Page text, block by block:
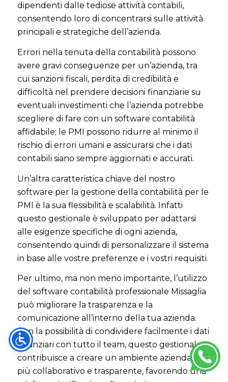
dipendenti dalle tediose attività contabili,
consentendo loro di concentrarsi sulle attività
principali e strategiche dell’azienda.
Errori nella tenuta della contabilità possono
avere gravi conseguenze per un’azienda, tra
cui sanzioni fiscali, perdita di credibilità e
difficoltà nel prendere decisioni finanziarie su
eventuali investimenti che l’azienda potrebbe
scegliere di fare con un software contabilità
affidabile; le PMI possono ridurre al minimo il
rischio di errori umani e assicurarsi che i dati
contabili siano sempre aggiornati e accurati.
Un’altra caratteristica chiave del nostro
software per la gestione della contabilità per le
PMI è la sua flessibilità e scalabilità. Infatti
questo gestionale è sviluppato per adattarsi
alle esigenze specifiche di ogni azienda,
consentendo quindi di personalizzare il sistema
in base alle vostre preferenze e i vostri requisiti.
Per ultimo, ma non meno importante, l’utilizzo
del software contabilità professionale Missaglia
può migliorare la trasparenza e la
comunicazione all’interno della tua azienda.
Con la possibilità di condividere facilmente i dati
finanziari con tutto il team, questo gestionale
contribuisce a creare un ambiente aziendale
più collaborativo e trasparente, favorendo una